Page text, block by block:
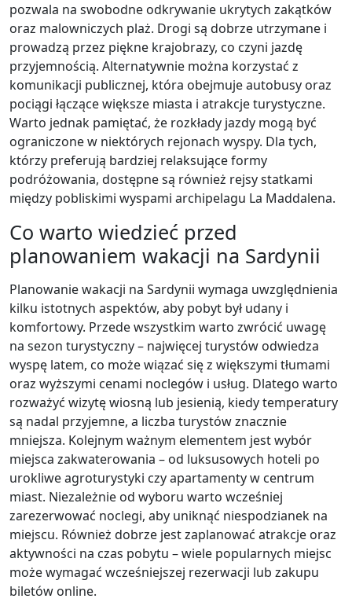
pozwala na swobodne odkrywanie ukrytych zakątków
oraz malowniczych plaż. Drogi są dobrze utrzymane i
prowadzą przez piękne krajobrazy, co czyni jazdę
przyjemnością. Alternatywnie można korzystać z
komunikacji publicznej, która obejmuje autobusy oraz
pociągi łączące większe miasta i atrakcje turystyczne.
Warto jednak pamiętać, że rozkłady jazdy mogą być
ograniczone w niektórych rejonach wyspy. Dla tych,
którzy preferują bardziej relaksujące formy
podróżowania, dostępne są również rejsy statkami
między pobliskimi wyspami archipelagu La Maddalena.
Co warto wiedzieć przed
planowaniem wakacji na Sardynii
Planowanie wakacji na Sardynii wymaga uwzględnienia
kilku istotnych aspektów, aby pobyt był udany i
komfortowy. Przede wszystkim warto zwrócić uwagę
na sezon turystyczny – najwięcej turystów odwiedza
wyspę latem, co może wiązać się z większymi tłumami
oraz wyższymi cenami noclegów i usług. Dlatego warto
rozważyć wizytę wiosną lub jesienią, kiedy temperatury
są nadal przyjemne, a liczba turystów znacznie
mniejsza. Kolejnym ważnym elementem jest wybór
miejsca zakwaterowania – od luksusowych hoteli po
urokliwe agroturystyki czy apartamenty w centrum
miast. Niezależnie od wyboru warto wcześniej
zarezerwować noclegi, aby uniknąć niespodzianek na
miejscu. Również dobrze jest zaplanować atrakcje oraz
aktywności na czas pobytu – wiele popularnych miejsc
może wymagać wcześniejszej rezerwacji lub zakupu
biletów online.